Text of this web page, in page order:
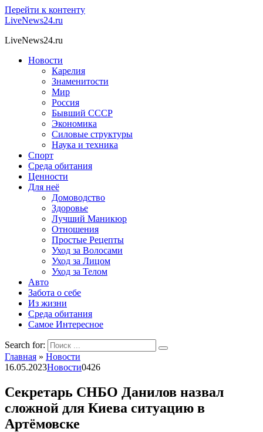
Перейти к контенту
LiveNews24.ru
LiveNews24.ru
Новости
Карелия
Знаменитости
Мир
Россия
Бывший СССР
Экономика
Силовые структуры
Наука и техника
Спорт
Среда обитания
Ценности
Для неё
Домоводство
Здоровье
Лучший Маникюр
Отношения
Простые Рецепты
Уход за Волосами
Уход за Лицом
Уход за Телом
Авто
Забота о себе
Из жизни
Среда обитания
Самое Интересное
Search for:
Главная » Новости
16.05.2023Новости0426
Секретарь СНБО Данилов назвал
сложной для Киева ситуацию в
Артёмовске